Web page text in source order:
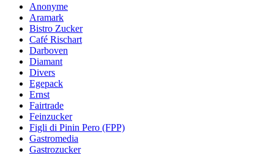
Anonyme
Aramark
Bistro Zucker
Café Rischart
Darboven
Diamant
Divers
Egepack
Ernst
Fairtrade
Feinzucker
Figli di Pinin Pero (FPP)
Gastromedia
Gastrozucker